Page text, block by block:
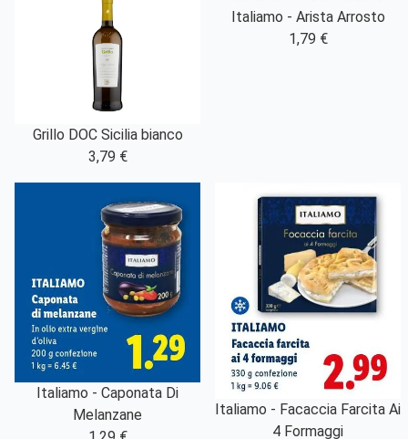
Grillo DOC Sicilia bianco
3,79 €
Italiamo - Arista Arrosto
1,79 €
Italiamo - Caponata Di
Melanzane
Italiamo - Facaccia Farcita Ai
4 Formaggi